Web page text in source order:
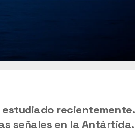
recientemente.
señales en la Antártida.